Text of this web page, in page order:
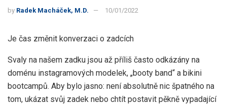
by Radek Macháček, M.D. 10/01/2022
Je čas změnit konverzaci o zadcích
Svaly na našem zadku jsou až příliš často odkázány na
doménu instagramových modelek, „booty band“ a bikini
bootcampů. Aby bylo jasno: není absolutně nic špatného na
tom, ukázat svůj zadek nebo chtít postavit pěkně vypadající